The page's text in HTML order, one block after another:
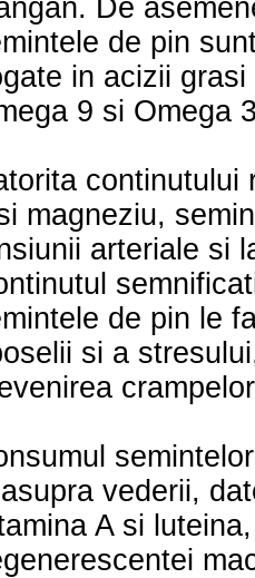
De
de pin
in acizii grasi
9 si Omega
continutului
magneziu,
arteriale si
de pin le
si a
vederii,
A si